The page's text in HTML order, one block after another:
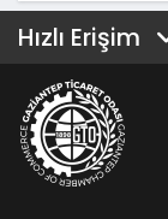
Hızlı Erişim